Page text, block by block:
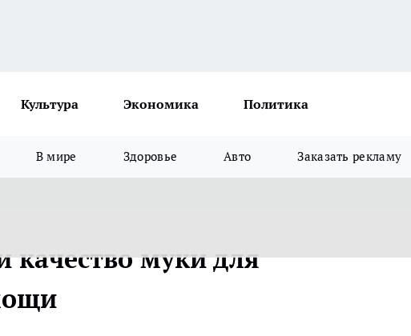
Культура Экономика Политика
В мире Здоровье Авто Заказать рекламу
качество муки для